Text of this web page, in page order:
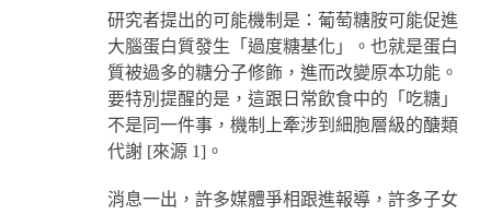
研究者提出的可能機制是：葡萄糖胺可能促進
大腦蛋白質發生「過度糖基化」。也就是蛋白
質被過多的糖分子修飾，進而改變原本功能。
要特別提醒的是，這跟日常飲食中的「吃糖」
不是同一件事，機制上牽涉到細胞層級的醣類
代謝 [來源 1]。
消息一出，許多媒體爭相跟進報導，許多子女